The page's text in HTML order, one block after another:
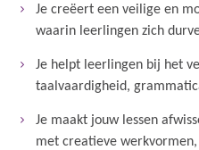
Je creëert een veilige en
waarin leerlingen zich
Je helpt leerlingen bij het
taalvaardigheid,
Je maakt jouw lessen
met creatieve